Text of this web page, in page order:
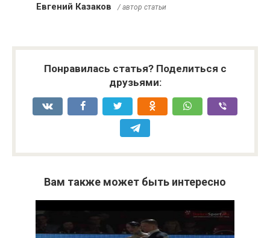
Евгений Казаков / автор статьи
Понравилась статья? Поделиться с
друзьями:
Вам также может быть интересно